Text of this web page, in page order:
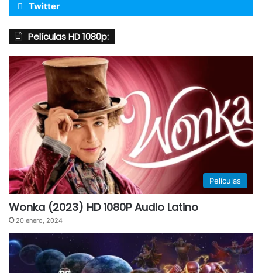
Twitter
Películas HD 1080p:
Películas
Wonka (2023) HD 1080P Audio Latino
20 enero, 2024